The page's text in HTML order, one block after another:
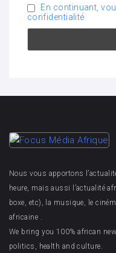
En continuant,
confidentialité
Nous vous apportons
heure, mais aussi l’actualité
boxe, etc), la musique, le
africaine .
We bring you 100% african
politics, health and culture.